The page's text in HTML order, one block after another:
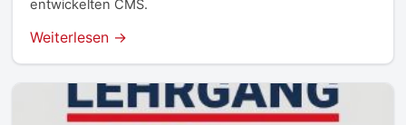
entwickelten CMS.
Weiterlesen →